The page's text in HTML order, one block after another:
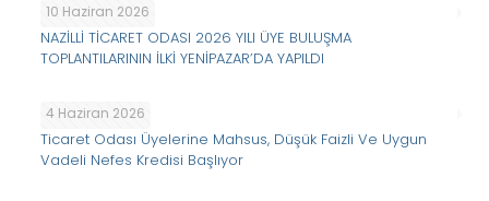
10 Haziran 2026
NAZİLLİ TİCARET ODASI 2026 YILI ÜYE BULUŞMA
TOPLANTILARININ İLKİ YENİPAZAR’DA YAPILDI
4 Haziran 2026
Ticaret Odası Üyelerine Mahsus, Düşük Faizli Ve Uygun
Vadeli Nefes Kredisi Başlıyor